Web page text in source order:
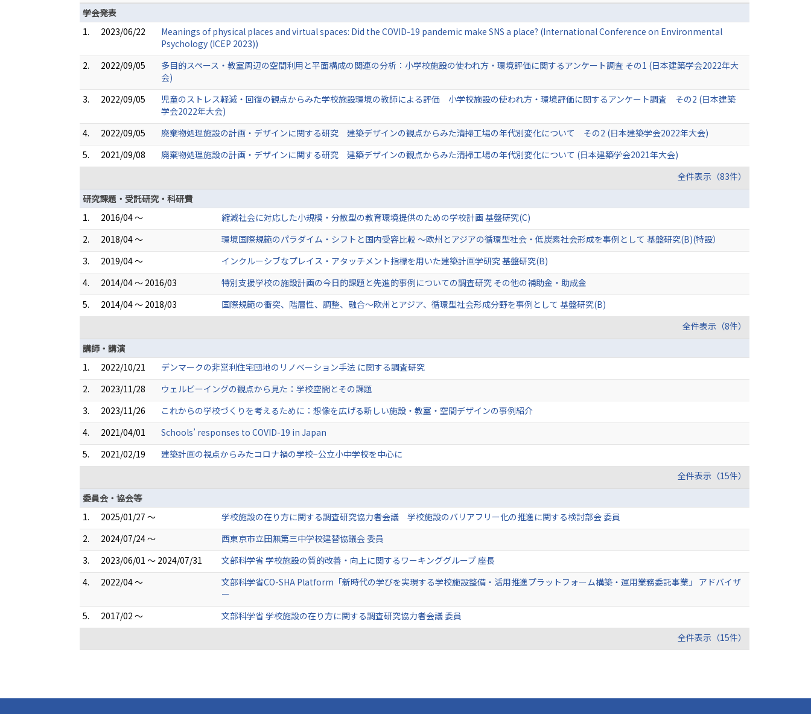
学会発表
1.
2023/06/22
Meanings of physical places and virtual spaces: Did the COVID-19 pandemic make SNS a place? (International Conference on Environmental
Psychology (ICEP 2023))
2.
2022/09/05
多目的スペース・教室周辺の空間利用と平面構成の関連の分析：小学校施設の使われ方・環境評価に関するアンケート調査 その1 (日本建築学会2022年大
会)
3.
2022/09/05
児童のストレス軽減・回復の観点からみた学校施設環境の教師による評価 小学校施設の使われ方・環境評価に関するアンケート調査 その2 (日本建築
学会2022年大会)
4.
2022/09/05
廃棄物処理施設の計画・デザインに関する研究 建築デザインの観点からみた清掃工場の年代別変化について その2 (日本建築学会2022年大会)
5.
2021/09/08
廃棄物処理施設の計画・デザインに関する研究 建築デザインの観点からみた清掃工場の年代別変化について (日本建築学会2021年大会)
全件表示（83件）
研究課題・受託研究・科研費
1.
2016/04 ～
縮減社会に対応した小規模・分散型の教育環境提供のための学校計画 基盤研究(C)
2.
2018/04 ～
環境国際規範のパラダイム・シフトと国内受容比較 〜欧州とアジアの循環型社会・低炭素社会形成を事例として 基盤研究(B)(特設）
3.
2019/04 ～
インクルーシブなプレイス・アタッチメント指標を用いた建築計画学研究 基盤研究(B)
4.
2014/04 ～ 2016/03
特別支援学校の施設計画の今日的課題と先進的事例についての調査研究 その他の補助金・助成金
5.
2014/04 ～ 2018/03
国際規範の衝突、階層性、調整、融合〜欧州とアジア、循環型社会形成分野を事例として 基盤研究(B)
全件表示（8件）
講師・講演
1.
2022/10/21
デンマークの非営利住宅団地のリノベーション手法 に関する調査研究
2.
2023/11/28
ウェルビーイングの観点から見た：学校空間とその課題
3.
2023/11/26
これからの学校づくりを考えるために：想像を広げる新しい施設・教室・空間デザインの事例紹介
4.
2021/04/01
Schools’ responses to COVID-19 in Japan
5.
2021/02/19
建築計画の視点からみたコロナ禍の学校−公立小中学校を中心に
全件表示（15件）
委員会・協会等
1.
2025/01/27 ～
学校施設の在り方に関する調査研究協力者会議 学校施設のバリアフリー化の推進に関する検討部会 委員
2.
2024/07/24 ～
西東京市立田無第三中学校建替協議会 委員
3.
2023/06/01 ～ 2024/07/31
文部科学省 学校施設の質的改善・向上に関するワーキンググループ 座長
4.
2022/04 ～
文部科学省CO-SHA Platform「新時代の学びを実現する学校施設整備・活用推進プラットフォーム構築・運用業務委託事業」 アドバイザ
ー
5.
2017/02 ～
文部科学省 学校施設の在り方に関する調査研究協力者会議 委員
全件表示（15件）